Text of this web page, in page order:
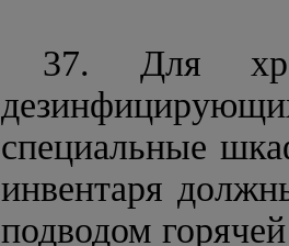
37. Для
специальные
инвентаря
подводом